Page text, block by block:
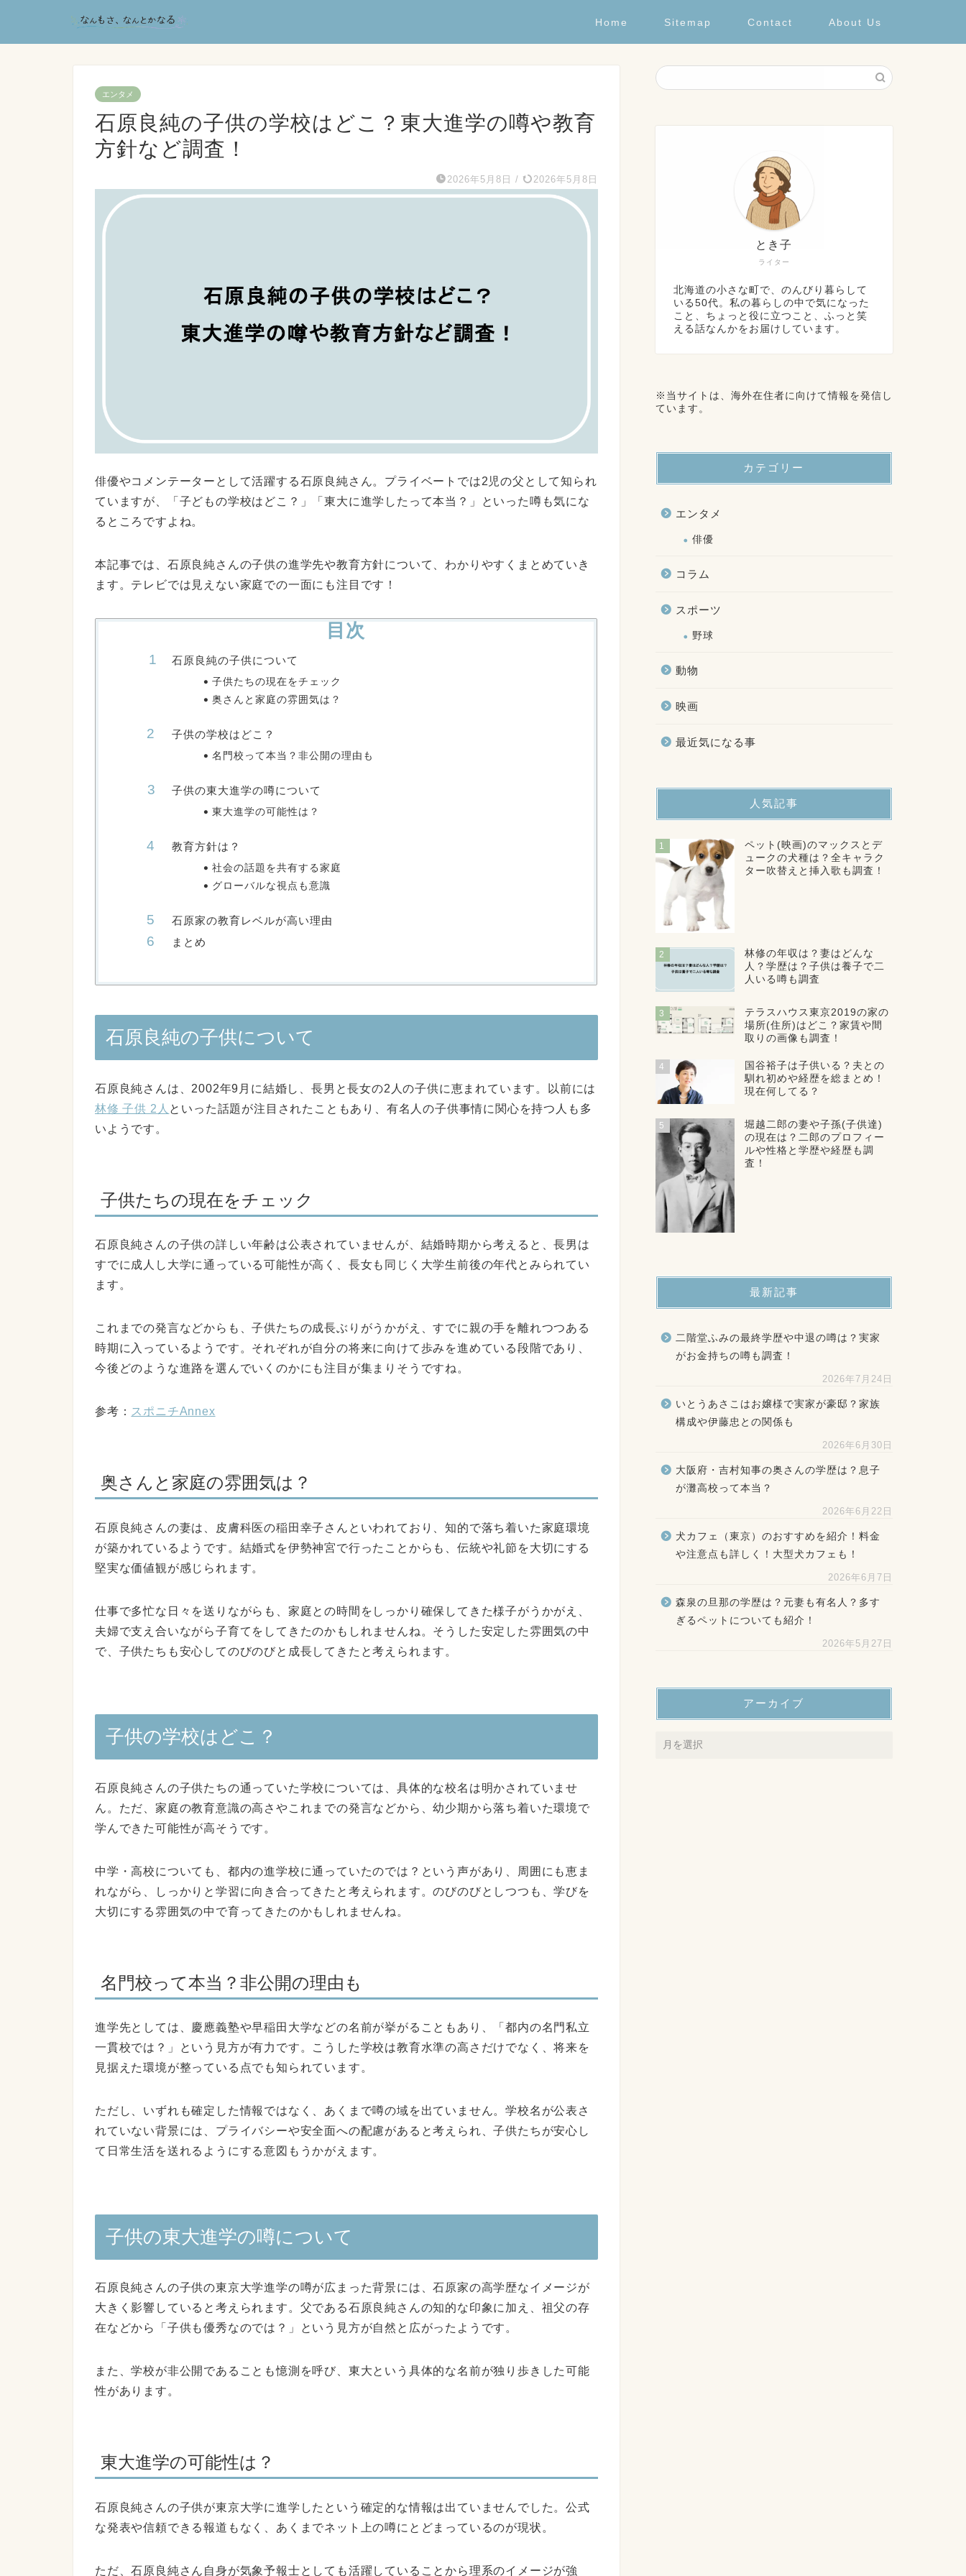
Home Sitemap Contact About Us
エンタメ
石原良純の子供の学校はどこ？東大進学の噂や教育
方針など調査！
2026年5月8日 / 2026年5月8日
俳優やコメンテーターとして活躍する石原良純さん。プライベートでは2児の父として知られ
ていますが、「子どもの学校はどこ？」「東大に進学したって本当？」といった噂も気にな
るところですよね。
本記事では、石原良純さんの子供の進学先や教育方針について、わかりやすくまとめていき
ます。テレビでは見えない家庭での一面にも注目です！
目次
石原良純の子供について
子供たちの現在をチェック
奥さんと家庭の雰囲気は？
子供の学校はどこ？
名門校って本当？非公開の理由も
子供の東大進学の噂について
東大進学の可能性は？
教育方針は？
社会の話題を共有する家庭
グローバルな視点も意識
石原家の教育レベルが高い理由
まとめ
石原良純の子供について
石原良純さんは、2002年9月に結婚し、長男と長女の2人の子供に恵まれています。以前には
林修 子供 2 人 といった話題が注目されたこともあり、有名人の子供事情に関心を持つ人も多
いようです。
子供たちの現在をチェック
石原良純さんの子供の詳しい年齢は公表されていませんが、結婚時期から考えると、長男は
すでに成人し大学に通っている可能性が高く、長女も同じく大学生前後の年代とみられてい
ます。
これまでの発言などからも、子供たちの成長ぶりがうかがえ、すでに親の手を離れつつある
時期に入っているようです。それぞれが自分の将来に向けて歩みを進めている段階であり、
今後どのような進路を選んでいくのかにも注目が集まりそうですね。
参考： スポニチAnnex
奥さんと家庭の雰囲気は？
石原良純さんの妻は、皮膚科医の稲田幸子さんといわれており、知的で落ち着いた家庭環境
が築かれているようです。結婚式を伊勢神宮で行ったことからも、伝統や礼節を大切にする
堅実な価値観が感じられます。
仕事で多忙な日々を送りながらも、家庭との時間をしっかり確保してきた様子がうかがえ、
夫婦で支え合いながら子育てをしてきたのかもしれませんね。そうした安定した雰囲気の中
で、子供たちも安心してのびのびと成長してきたと考えられます。
子供の学校はどこ？
石原良純さんの子供たちの通っていた学校については、具体的な校名は明かされていませ
ん。ただ、家庭の教育意識の高さやこれまでの発言などから、幼少期から落ち着いた環境で
学んできた可能性が高そうです。
中学・高校についても、都内の進学校に通っていたのでは？という声があり、周囲にも恵ま
れながら、しっかりと学習に向き合ってきたと考えられます。のびのびとしつつも、学びを
大切にする雰囲気の中で育ってきたのかもしれませんね。
名門校って本当？非公開の理由も
進学先としては、慶應義塾や早稲田大学などの名前が挙がることもあり、「都内の名門私立
一貫校では？」という見方が有力です。こうした学校は教育水準の高さだけでなく、将来を
見据えた環境が整っている点でも知られています。
ただし、いずれも確定した情報ではなく、あくまで噂の域を出ていません。学校名が公表さ
れていない背景には、プライバシーや安全面への配慮があると考えられ、子供たちが安心し
て日常生活を送れるようにする意図もうかがえます。
子供の東大進学の噂について
石原良純さんの子供の東京大学進学の噂が広まった背景には、石原家の高学歴なイメージが
大きく影響していると考えられます。父である石原良純さんの知的な印象に加え、祖父の存
在などから「子供も優秀なのでは？」という見方が自然と広がったようです。
また、学校が非公開であることも憶測を呼び、東大という具体的な名前が独り歩きした可能
性があります。
東大進学の可能性は？
石原良純さんの子供が東京大学に進学したという確定的な情報は出ていませんでした。公式
な発表や信頼できる報道もなく、あくまでネット上の噂にとどまっているのが現状。
ただ、石原良純さん自身が気象予報士としても活躍していることから理系のイメージが強
ライター
とき子
北海道の小さな町で、のんびり暮らして
いる50代。私の暮らしの中で気になった
こと、ちょっと役に立つこと、ふっと笑
える話なんかをお届けしています。
※当サイトは、海外在住者に向けて情報を発信し
ています。
カテゴリー
エンタメ
俳優
コラム
スポーツ
野球
動物
映画
最近気になる事
人気記事
1
ペット(映画)のマックスとデ
ュークの犬種は？全キャラク
ター吹替えと挿入歌も調査！
2
林修の年収は？妻はどんな
人？学歴は？子供は養子で二
人いる噂も調査
3
テラスハウス東京2019の家の
場所(住所)はどこ？家賃や間
取りの画像も調査！
4
国谷裕子は子供いる？夫との
馴れ初めや経歴を総まとめ！
現在何してる？
5
堀越二郎の妻や子孫(子供達)
の現在は？二郎のプロフィー
ルや性格と学歴や経歴も調
査！
最新記事
二階堂ふみの最終学歴や中退の噂は？実家
がお金持ちの噂も調査！
2026年7月24日
いとうあさこはお嬢様で実家が豪邸？家族
構成や伊藤忠との関係も
2026年6月30日
大阪府・吉村知事の奥さんの学歴は？息子
が灘高校って本当？
2026年6月22日
犬カフェ（東京）のおすすめを紹介！料金
や注意点も詳しく！大型犬カフェも！
2026年6月7日
森泉の旦那の学歴は？元妻も有名人？多す
ぎるペットについても紹介！
2026年5月27日
アーカイブ